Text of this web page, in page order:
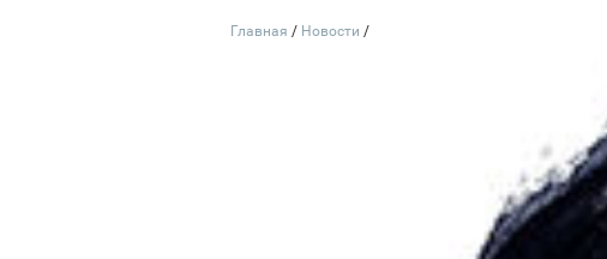
Главная Новости